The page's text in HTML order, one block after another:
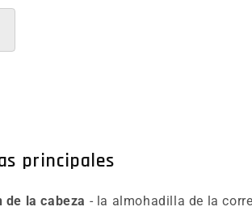
principales
de la cabeza - la almohadilla de la